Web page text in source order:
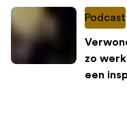
Podcast
zo
een